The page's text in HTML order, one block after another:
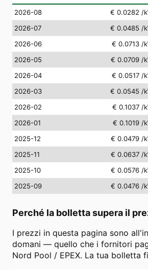
2026-08 € 0.0282 /
2026-07
€ 0.0485 /
2026-06
€ 0.0713 /
2026-05
€ 0.0709 /
2026-04
€ 0.0517 /
2026-03
€ 0.0545 /
2026-02
€ 0.1037 /
2026-01
€ 0.1019 /
2025-12
€ 0.0479 /
2025-11
€ 0.0637 /
2025-10
€ 0.0576 /
2025-09
€ 0.0476 /
Perché la bolletta supera il
I prezzi in questa pagina sono
domani — quello che i fornitori
Nord Pool / EPEX. La tua bolletta